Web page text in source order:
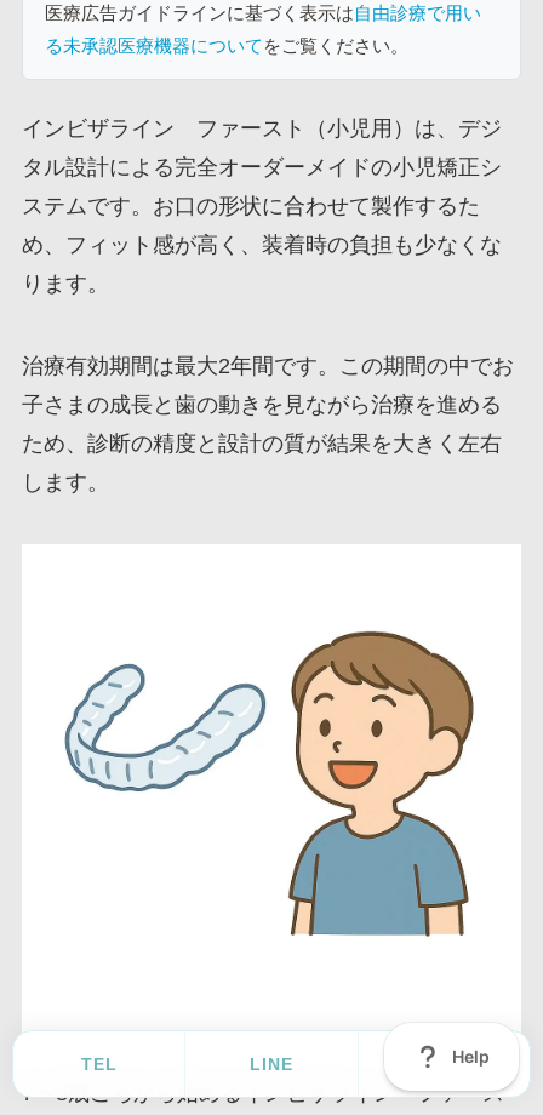
医療広告ガイドラインに基づく表示は自由診療で用い
る未承認医療機器について をご覧ください。
インビザライン ファースト（小児用）は、デジ
タル設計による完全オーダーメイドの小児矯正シ
ステムです。お口の形状に合わせて製作するた
め、フィット感が高く、装着時の負担も少なくな
ります。
治療有効期間は最大2年間です。この期間の中でお
子さまの成長と歯の動きを見ながら治療を進める
ため、診断の精度と設計の質が結果を大きく左右
します。
7〜8歳ごろから始めるインビザライン ファース
TEL LINE Ask